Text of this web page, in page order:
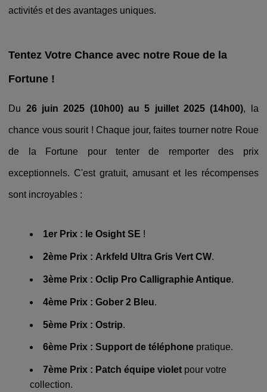
activités et des avantages uniques.
Tentez Votre Chance avec notre Roue de la
Fortune !
Du 26 juin 2025 (10h00) au 5 juillet 2025 (14h00), la
chance vous sourit ! Chaque jour, faites tourner notre Roue
de la Fortune pour tenter de remporter des prix
exceptionnels. C'est gratuit, amusant et les récompenses
sont incroyables :
1er Prix : le Osight SE !
2ème Prix : Arkfeld Ultra Gris Vert CW.
3ème Prix : Oclip Pro Calligraphie Antique.
4ème Prix : Gober 2 Bleu.
5ème Prix : Ostrip.
6ème Prix : Support de téléphone pratique.
7ème Prix : Patch équipe violet pour votre
collection.